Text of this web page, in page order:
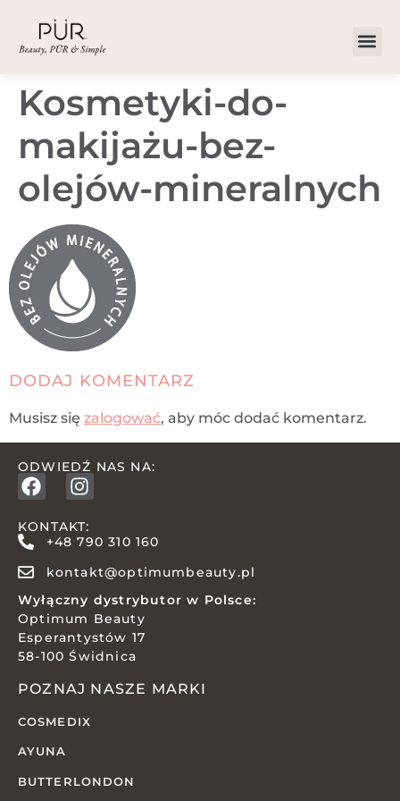
Kosmetyki-do-
makijażu-bez-
olejów-mineralnych
DODAJ KOMENTARZ
Musisz się zalogować, aby móc dodać komentarz.
ODWIEDŹ NAS NA:
KONTAKT:
+48 790 310 160
kontakt@optimumbeauty.pl
Wyłączny dystrybutor w Polsce:
Optimum Beauty
Esperantystów 17
58-100 Świdnica
POZNAJ NASZE MARKI
COSMEDIX
AYUNA
BUTTERLONDON